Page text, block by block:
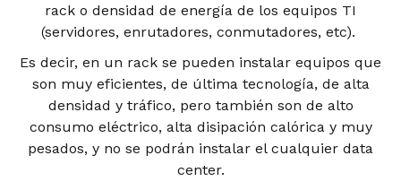
rack o densidad de energía de los equipos TI
(servidores, enrutadores, conmutadores, etc).
Es decir, en un rack se pueden instalar equipos que
son muy eficientes, de última tecnología, de alta
densidad y tráfico, pero también son de alto
consumo eléctrico, alta disipación calórica y muy
pesados, y no se podrán instalar el cualquier data
center.